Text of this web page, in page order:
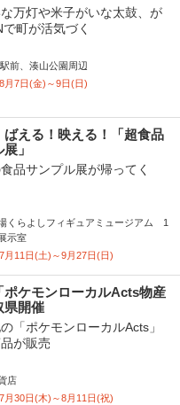
万灯や米子がいな太鼓、が
町が活気づく
前、湊山公園周辺
月7日(金)～9日(日)
える！映える！「超食品
」
品サンプル展が帰ってく
くらよしフィギュアミュージアム 1
示室
月11日(土)～9月27日(日)
ポケモンローカルActs物産
県開催
「ポケモンローカルActs」
が販売
店
月30日(木)～8月11日(祝)